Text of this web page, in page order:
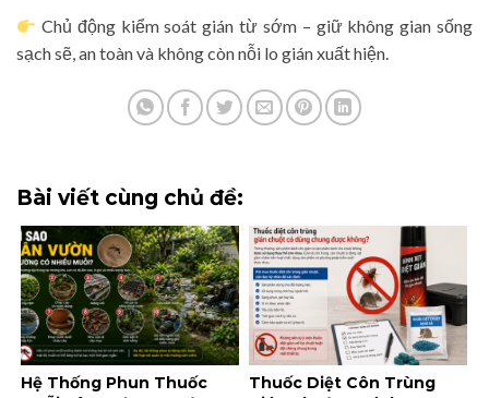
Chủ động kiểm soát gián từ sớm – giữ không gian sống
sạch sẽ, an toàn và không còn nỗi lo gián xuất hiện.
Bài viết cùng chủ đề:
Hệ Thống Phun Thuốc
Thuốc Diệt Côn Trùng